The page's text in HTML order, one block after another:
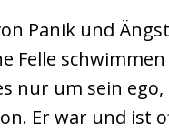
Panik und
Felle
nur um sein
Er war und ist